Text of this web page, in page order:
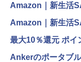
Amazon｜新生活
Amazon｜新生活
最大10％還元 ポイ
Ankerのポータブ